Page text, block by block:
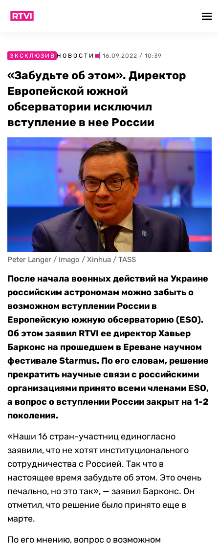
ЭКСКЛЮЗИВ НОВОСТИ | 16.09.2022 / 10:39
«Забудьте об этом». Директор
Европейской южной
обсерватории исключил
вступление в нее России
Peter Langer / Imago / Xinhua / TASS
После начала военных действий на Украине
российским астрономам можно забыть о
возможном вступлении России в
Европейскую южную обсерваторию (ESO).
Об этом заявил RTVI ее директор Хавьер
Барконс на прошедшем в Ереване научном
фестивале Starmus. По его словам, решение
прекратить научные связи с российскими
организациями принято всеми членами ESO,
а вопрос о вступлении России закрыт на 1-2
поколения.
«Наши 16 стран-участниц единогласно
заявили, что не хотят институционального
сотрудничества с Россией. Так что в
настоящее время забудьте об этом. Это очень
печально, но это так», — заявил Барконс. Он
отметил, что решение было принято еще в
марте.
По его мнению, вопрос о возможном